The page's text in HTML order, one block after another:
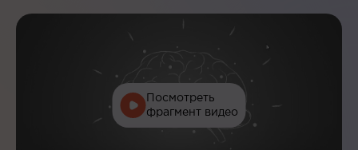
Посмотреть
фрагмент видео